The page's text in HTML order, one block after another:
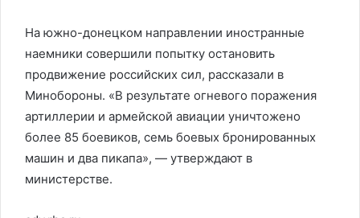
На южно-донецком направлении иностранные
наемники совершили попытку остановить
продвижение российских сил, рассказали в
Минобороны. «В результате огневого поражения
артиллерии и армейской авиации уничтожено
более 85 боевиков, семь боевых бронированных
машин и два пикапа», — утверждают в
министерстве.